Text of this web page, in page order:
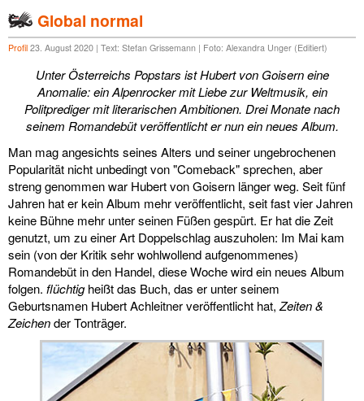
Global normal
Profil 23. August 2020 | Text: Stefan Grissemann | Foto: Alexandra Unger (Editiert)
Unter Österreichs Popstars ist Hubert von Goisern eine
Anomalie: ein Alpenrocker mit Liebe zur Weltmusik, ein
Politprediger mit literarischen Ambitionen. Drei Monate nach
seinem Romandebüt veröffentlicht er nun ein neues Album.
Man mag angesichts seines Alters und seiner ungebrochenen
Popularität nicht unbedingt von "Comeback" sprechen, aber
streng genommen war Hubert von Goisern länger weg. Seit fünf
Jahren hat er kein Album mehr veröffentlicht, seit fast vier Jahren
keine Bühne mehr unter seinen Füßen gespürt. Er hat die Zeit
genutzt, um zu einer Art Doppelschlag auszuholen: Im Mai kam
sein (von der Kritik sehr wohlwollend aufgenommenes)
Romandebüt in den Handel, diese Woche wird ein neues Album
folgen. flüchtigheißt das Buch, das er unter seinem
Geburtsnamen Hubert Achleitner veröffentlicht hat,Zeiten &
Zeichender Tonträger.